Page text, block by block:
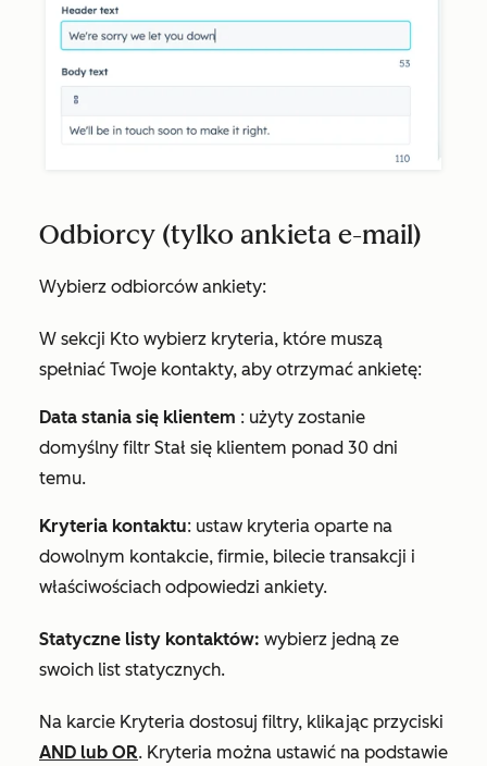
Odbiorcy (tylko ankieta e-mail)
Wybierz odbiorców ankiety:
W sekcji Kto wybierz kryteria, które muszą
spełniać Twoje kontakty, aby otrzymać ankietę:
Data stania się klientem : użyty zostanie
domyślny filtr Stał się klientem ponad 30 dni
temu.
Kryteria kontaktu: ustaw kryteria oparte na
dowolnym kontakcie, firmie, bilecie transakcji i
właściwościach odpowiedzi ankiety.
Statyczne listy kontaktów: wybierz jedną ze
swoich list statycznych.
Na karcie Kryteria dostosuj filtry, klikając przyciski
AND lub OR. Kryteria można ustawić na podstawie